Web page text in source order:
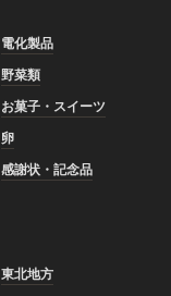
電化製品
野菜類
お菓子・スイーツ
卵
感謝状・記念品
東北地方